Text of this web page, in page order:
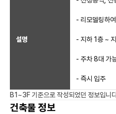
설명
- 리모델링하
- 지하 1층 ~
- 주차 8대 가
- 즉시 입주
B1~3F 기준으로 작성되었던 정보입니
건축물 정보